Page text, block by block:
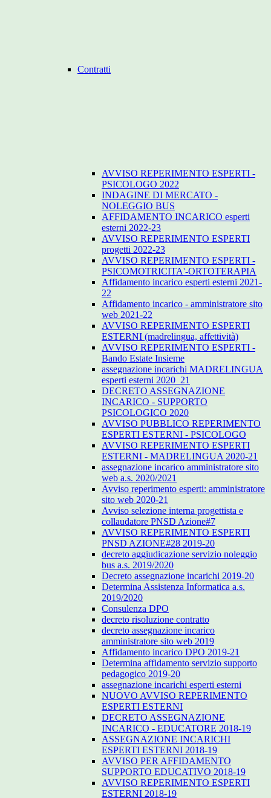
Contratti
AVVISO REPERIMENTO ESPERTI -
PSICOLOGO 2022
INDAGINE DI MERCATO -
NOLEGGIO BUS
AFFIDAMENTO INCARICO esperti
esterni 2022-23
AVVISO REPERIMENTO ESPERTI
progetti 2022-23
AVVISO REPERIMENTO ESPERTI -
PSICOMOTRICITA'-ORTOTERAPIA
Affidamento incarico esperti esterni 2021-
22
Affidamento incarico - amministratore sito
web 2021-22
AVVISO REPERIMENTO ESPERTI
ESTERNI (madrelingua, affettività)
AVVISO REPERIMENTO ESPERTI -
Bando Estate Insieme
assegnazione incarichi MADRELINGUA
esperti esterni 2020_21
DECRETO ASSEGNAZIONE
INCARICO - SUPPORTO
PSICOLOGICO 2020
AVVISO PUBBLICO REPERIMENTO
ESPERTI ESTERNI - PSICOLOGO
AVVISO REPERIMENTO ESPERTI
ESTERNI - MADRELINGUA 2020-21
assegnazione incarico amministratore sito
web a.s. 2020/2021
Avviso reperimento esperti: amministratore
sito web 2020-21
Avviso selezione interna progettista e
collaudatore PNSD Azione#7
AVVISO REPERIMENTO ESPERTI
PNSD AZIONE#28 2019-20
decreto aggiudicazione servizio noleggio
bus a.s. 2019/2020
Decreto assegnazione incarichi 2019-20
Determina Assistenza Informatica a.s.
2019/2020
Consulenza DPO
decreto risoluzione contratto
decreto assegnazione incarico
amministratore sito web 2019
Affidamento incarico DPO 2019-21
Determina affidamento servizio supporto
pedagogico 2019-20
assegnazione incarichi esperti esterni
NUOVO AVVISO REPERIMENTO
ESPERTI ESTERNI
DECRETO ASSEGNAZIONE
INCARICO - EDUCATORE 2018-19
ASSEGNAZIONE INCARICHI
ESPERTI ESTERNI 2018-19
AVVISO PER AFFIDAMENTO
SUPPORTO EDUCATIVO 2018-19
AVVISO REPERIMENTO ESPERTI
ESTERNI 2018-19